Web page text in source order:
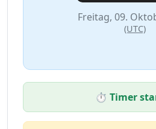
Freitag, 09.
(UTC)
⏱️ Timer